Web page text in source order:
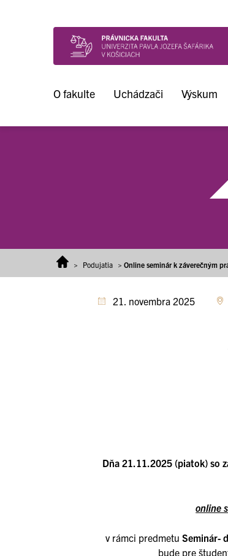
O fakulte Uchádzači Výskum
> Podujatia > Online seminár k záverečným
21. novembra 2025
Dňa 21.11.2025 (piatok) so
online
v rámci predmetu Seminár-
bude pre